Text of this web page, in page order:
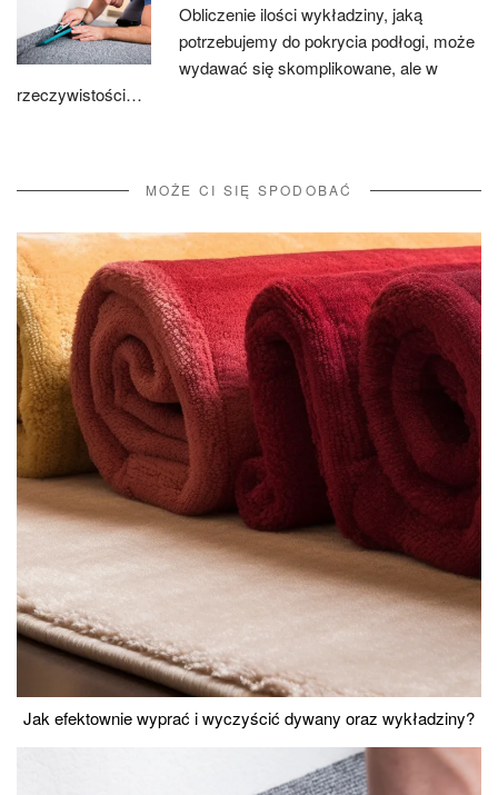
Obliczenie ilości wykładziny, jaką
potrzebujemy do pokrycia podłogi, może
wydawać się skomplikowane, ale w
rzeczywistości…
MOŻE CI SIĘ SPODOBAĆ
Jak efektownie wyprać i wyczyścić dywany oraz wykładziny?